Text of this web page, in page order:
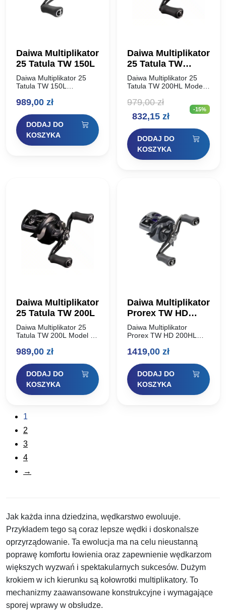
Daiwa Multiplikator
25 Tatula TW 150L
Daiwa Multiplikator 25
Tatula TW 150L
kołowrotek z napędem
Tatula TW 150, który
oferuje ten sam rozmiar
korpusu co modele 200,
…
989,00 zł
DODAJ DO
KOSZYKA
Daiwa Multiplikator
25 Tatula TW
200HL
Daiwa Multiplikator 25
Tatula TW 200HL Model
posiada szpulę o średnicy
38mm, która jest idealna
do rzucania cięższych
979,00zł
Pierwotna
cena
wynosiła:
979,00 zł.
832,15 złAktualna
cena
wynosi:
832,15 zł.
-15%
DODAJ DO
KOSZYKA
Daiwa Multiplikator
25 Tatula TW 200L
Daiwa Multiplikator 25
Tatula TW 200L Model 25
szpulę o średnicy 38mm,
rzucania cięższych
przynęt i umożliwia…
989,00 zł
DODAJ DO
KOSZYKA
Daiwa Multiplikator
Prorex TW HD
200HL
Daiwa Multiplikator
Prorex TW HD 200HL
castingowy z podwójnym
mocny kołowrotek
castingowy Big Bait, który
oferuje wiele nowych
funkcji, szczególnie…
1419,00 zł
DODAJ DO
KOSZYKA
1
2
3
4
→
Jak każda inna dziedzina, wędkarstwo ewoluuje.
Przykładem tego są coraz lepsze wędki i doskonalsze
oprzyrządowanie. Ta ewolucja ma na celu nieustanną
poprawę komfortu łowienia oraz zapewnienie wędkarzom
większych wyzwań i spektakularnych sukcesów. Dużym
krokiem w ich kierunku są kołowrotki multiplikatory. To
mechanizmy zaawansowane konstrukcyjne i wymagające
sporej wprawy w obsłudze.